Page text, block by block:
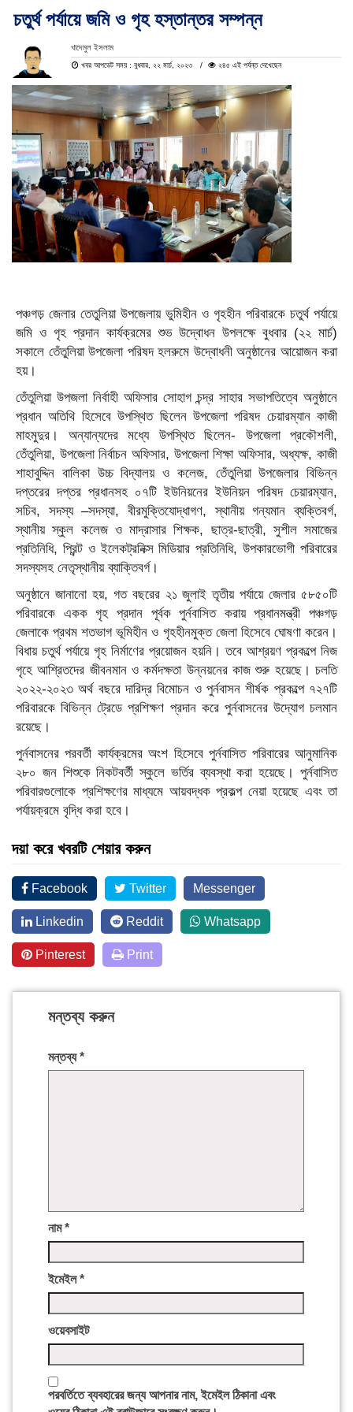
চতুর্থ পর্যায়ে জমি ও গৃহ হস্তান্তর সম্পন্ন
খাদেমুল ইসলাম
খবর আপডেট সময় : বুধবার, ২২ মার্চ, ২০২৩ ২৪৫ এই পর্যন্ত দেখেছেন
পঞ্চগড় জেলার তেতুলিয়া উপজেলায় ভুমিহীন ও গৃহহীন পরিবারকে চতুর্থ পর্যায়ে
জমি ও গৃহ প্রদান কার্যক্রমের শুভ উদ্বোধন উপলক্ষে বুধবার (২২ মার্চ)
সকালে তেঁতুলিয়া উপজেলা পরিষদ হলরুমে উদ্বোধনী অনুষ্ঠানের আয়োজন করা
হয়।
তেঁতুলিয়া উপজলা নির্বাহী অফিসার সোহাগ চন্দ্র সাহার সভাপতিত্বে অনুষ্ঠানে
প্রধান অতিথি হিসেবে উপস্থিত ছিলেন উপজেলা পরিষদ চেয়ারম্যান কাজী
মাহমুদুর। অন্যান্যদের মধ্যে উপস্থিত ছিলেন- উপজেলা প্রকৌশলী,
তেঁতুলিয়া, উপজেলা নির্বাচন অফিসার, উপজেলা শিক্ষা অফিসার, অধ্যক্ষ, কাজী
শাহাবুদ্দিন বালিকা উচ্চ বিদ্যালয় ও কলেজ, তেঁতুলিয়া উপজেলার বিভিন্ন
দপ্তরের দপ্তর প্রধানসহ ০৭টি ইউনিয়নের ইউনিয়ন পরিষদ চেয়ারম্যান,
সচিব, সদস্য –সদস্যা, বীরমুক্তিযোদ্ধাগণ, স্থানীয় গন্যমান ব্যক্তিবর্গ,
স্থানীয় স্কুল কলেজ ও মাদ্রাসার শিক্ষক, ছাত্র-ছাত্রী, সুশীল সমাজের
প্রতিনিধি, প্রিন্ট ও ইলেকট্রনিক্স মিডিয়ার প্রতিনিধি, উপকারভোগী পরিবারের
সদস্যসহ নেতৃস্থানীয় ব্যাক্তিবর্গ।
অনুষ্ঠানে জানানো হয়, গত বছরের ২১ জুলাই তৃতীয় পর্যায়ে জেলার ৫৮৫০টি
পরিবারকে একক গৃহ প্রদান পূর্বক পুর্নবাসিত করায় প্রধানমন্ত্রী পঞ্চগড়
জেলাকে প্রথম শতভাগ ভূমিহীন ও গৃহহীনমুক্ত জেলা হিসেবে ঘোষণা করেন।
বিধায় চতুর্থ পর্যায়ে গৃহ নির্মাণের প্রয়োজন হয়নি। তবে আশ্রয়ণ প্রকল্পে নিজ
গৃহে আশ্রিতদের জীবনমান ও কর্মদক্ষতা উন্নয়নের কাজ শুরু হয়েছে। চলতি
২০২২-২০২৩ অর্থ বছরে দারিদ্র বিমোচন ও পুর্নবাসন শীর্ষক প্রকল্পে ৭২৭টি
পরিবারকে বিভিন্ন ট্রেডে প্রশিক্ষণ প্রদান করে পুর্নবাসনের উদ্যোগ চলমান
রয়েছে।
পুর্নবাসনের পরবর্তী কার্যক্রমের অংশ হিসেবে পুর্নবাসিত পরিবারের আনুমানিক
২৮০ জন শিশুকে নিকটবর্তী স্কুলে ভর্তির ব্যবস্থা করা হয়েছে। পুর্নবাসিত
পরিবারগুলোকে প্রশিক্ষণের মাধ্যমে আয়বদ্ধক প্রকল্প নেয়া হয়েছে এবং তা
পর্যায়ক্রমে বৃদ্ধি করা হবে।
দয়া করে খবরটি শেয়ার করুন
Facebook Twitter Messenger
Linkedin Reddit Whatsapp
Pinterest Print
মন্তব্য করুন
মন্তব্য*
নাম*
ইমেইল*
ওয়েবসাইট
পরবর্তিতে ব্যবহারের জন্য আপনার নাম, ইমেইল ঠিকানা এবং